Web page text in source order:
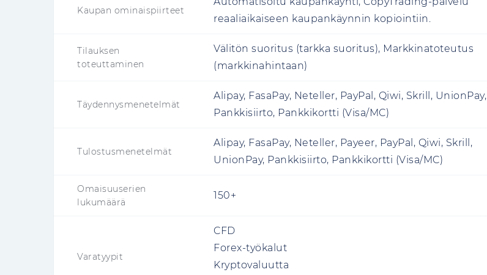
Kaupan ominaispiirteet
reaaliaikaiseen kaupankäynnin kopiointiin.
Tilauksen
toteuttaminen
Välitön suoritus (tarkka suoritus), Markkinatoteutus
(markkinahintaan)
Täydennysmenetelmät
Alipay, FasaPay, Neteller, PayPal, Qiwi, Skrill, UnionPay,
Pankkisiirto, Pankkikortti (Visa/MC)
Tulostusmenetelmät
Alipay, FasaPay, Neteller, Payeer, PayPal, Qiwi, Skrill,
UnionPay, Pankkisiirto, Pankkikortti (Visa/MC)
Omaisuuserien
lukumäärä
150+
Varatyypit
CFD
Forex-työkalut
Kryptovaluutta